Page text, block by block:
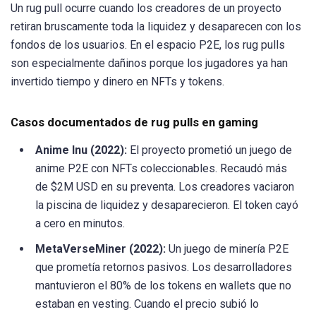
Un rug pull ocurre cuando los creadores de un proyecto
retiran bruscamente toda la liquidez y desaparecen con los
fondos de los usuarios. En el espacio P2E, los rug pulls
son especialmente dañinos porque los jugadores ya han
invertido tiempo y dinero en NFTs y tokens.
Casos documentados de rug pulls en gaming
Anime Inu (2022): El proyecto prometió un juego de
anime P2E con NFTs coleccionables. Recaudó más
de $2M USD en su preventa. Los creadores vaciaron
la piscina de liquidez y desaparecieron. El token cayó
a cero en minutos.
MetaVerseMiner (2022): Un juego de minería P2E
que prometía retornos pasivos. Los desarrolladores
mantuvieron el 80% de los tokens en wallets que no
estaban en vesting. Cuando el precio subió lo